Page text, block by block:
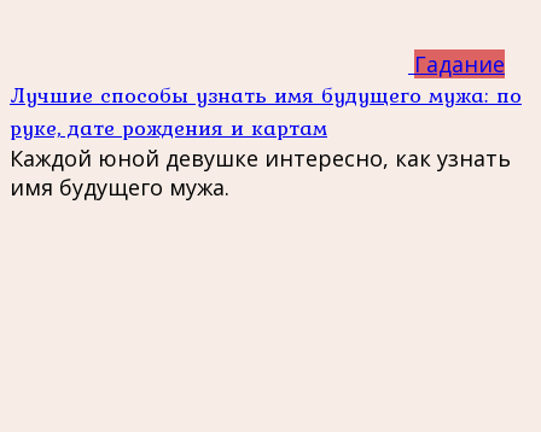
Гадание
Лучшие способы узнать имя будущего мужа: по
руке, дате рождения и картам
Каждой юной девушке интересно, как узнать
имя будущего мужа.